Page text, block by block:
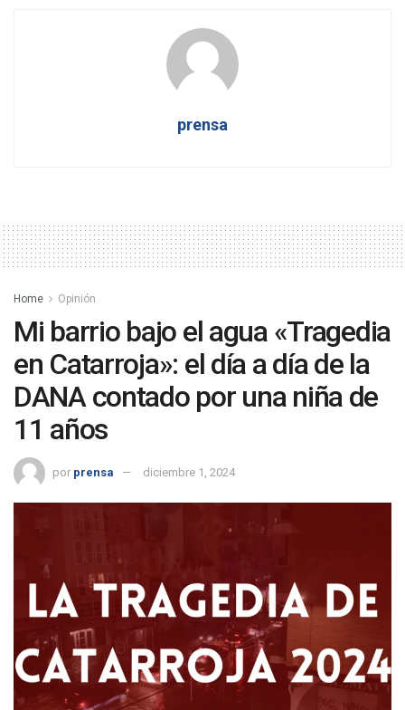
prensa
Home Opinión
Mi barrio bajo el agua «Tragedia
en Catarroja»: el día a día de la
DANA contado por una niña de
11 años
por prensa diciembre 1, 2024